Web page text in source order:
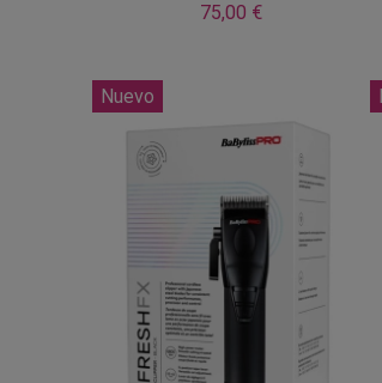
75,00 €
Nuevo